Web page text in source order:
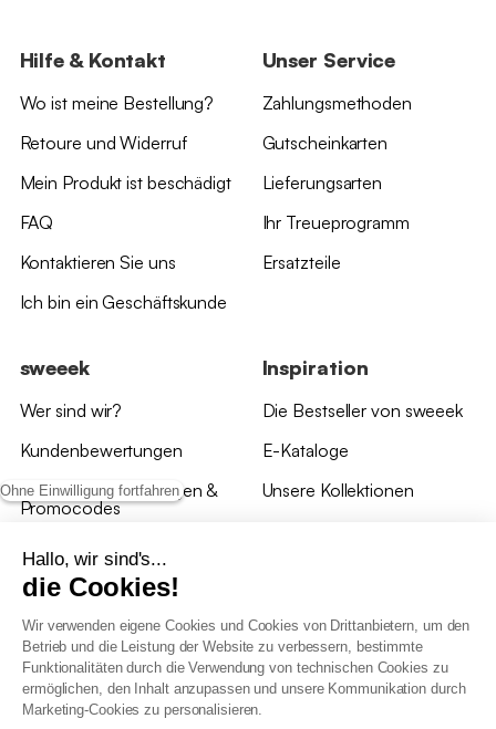
Ohne Einwilligung fortfahren
Hallo, wir sind's...
die Cookies!
Wir verwenden eigene Cookies und Cookies von Drittanbietern, um den
Betrieb und die Leistung der Website zu verbessern, bestimmte
Funktionalitäten durch die Verwendung von technischen Cookies zu
ermöglichen, den Inhalt anzupassen und unsere Kommunikation durch
Marketing-Cookies zu personalisieren.
Hilfe & Kontakt
Wo ist meine Bestellung?
Retoure und Widerruf
Mein Produkt ist beschädigt
FAQ
Kontaktieren Sie uns
Ich bin ein Geschäftskunde
Unser Service
Zahlungsmethoden
Gutscheinkarten
Lieferungsarten
Ihr Treueprogramm
Ersatzteile
sweeek
Wer sind wir?
Kundenbewertungen
*Angebotsbedingungen &
Promocodes
Bewertungen von sweeek
Unsere Geschäfte
Inspiration
Die Bestseller von sweeek
E-Kataloge
Unsere Kollektionen